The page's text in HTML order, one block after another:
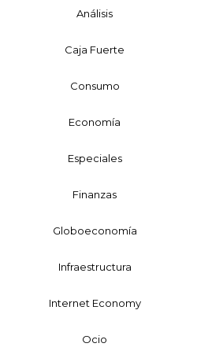
Análisis
Caja Fuerte
Consumo
Economía
Especiales
Finanzas
Globoeconomía
Infraestructura
Internet Economy
Ocio